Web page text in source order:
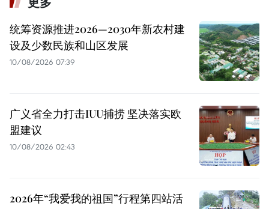
统筹资源推进2026—2030年新农村建
设及少数民族和山区发展
10/08/2026 07:39
广义省全力打击IUU捕捞 坚决落实欧
盟建议
10/08/2026 02:43
2026年“我爱我的祖国”行程第四站活